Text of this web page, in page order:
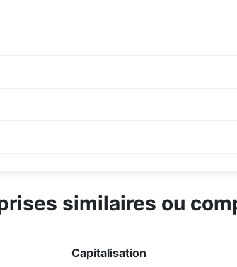
similaires ou
Capitalisation